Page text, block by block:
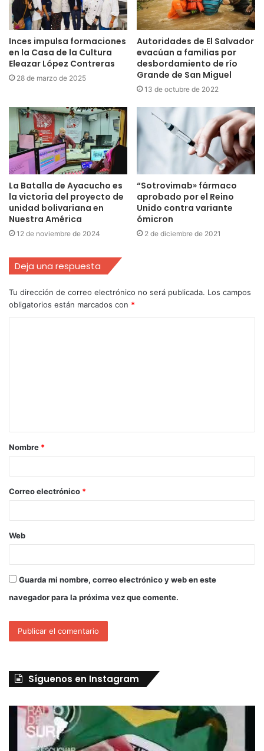
Inces impulsa formaciones
en la Casa de la Cultura
Eleazar López Contreras
28 de marzo de 2025
Autoridades de El Salvador
evacúan a familias por
desbordamiento de río
Grande de San Miguel
13 de octubre de 2022
La Batalla de Ayacucho es
la victoria del proyecto de
unidad bolivariana en
Nuestra América
12 de noviembre de 2024
“Sotrovimab» fármaco
aprobado por el Reino
Unido contra variante
ómicron
2 de diciembre de 2021
Deja una respuesta
Tu dirección de correo electrónico no será publicada. Los campos
obligatorios están marcados con *
Nombre *
Correo electrónico *
Web
Guarda mi nombre, correo electrónico y web en este
navegador para la próxima vez que comente.
Síguenos en Instagram